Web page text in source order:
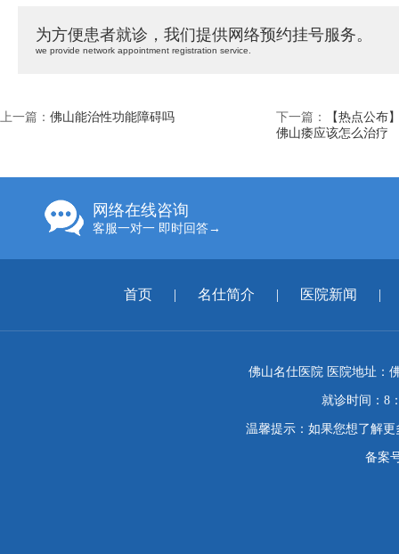
为方便患者就诊，我们提供网络预约挂号服务。
we provide network appointment registration service.
上一篇： 佛山能治性功能障碍吗 下一篇：
【热点公布
佛山痿应该怎么治疗
网络在线咨询
客服一对一 即时回答→
首页 | 名仕简介 | 医院新闻 |
佛山名仕医院 医院地址：
就诊时间：8
温馨提示：如果您想了解
备案